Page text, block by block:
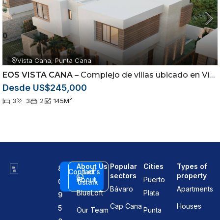
Vista Cana, Punta Cana
EOS VISTA CANA – Complejo de villas ubicado en Vista Cana, Punta Cana
Desde US$245,000
3 3 2 145M²
8
0
9
5
Contact
us
Let's
talk
About Us
About
BlueLoft
Our Team
Popular
sectors
Bávaro
Cap Cana
Cities
Puerto
Plata
Punta
Types of
property
Apartments
Houses